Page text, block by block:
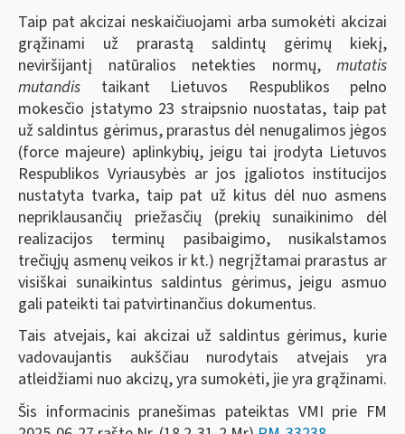
Taip pat akcizai neskaičiuojami arba sumokėti akcizai
grąžinami už prarastą saldintų gėrimų kiekį,
neviršijantį natūralios netekties normų, mutatis
mutandis taikant Lietuvos Respublikos pelno
mokesčio įstatymo 23 straipsnio nuostatas, taip pat
už saldintus gėrimus, prarastus dėl nenugalimos jėgos
(force majeure) aplinkybių, jeigu tai įrodyta Lietuvos
Respublikos Vyriausybės ar jos įgaliotos institucijos
nustatyta tvarka, taip pat už kitus dėl nuo asmens
nepriklausančių priežasčių (prekių sunaikinimo dėl
realizacijos terminų pasibaigimo, nusikalstamos
trečiųjų asmenų veikos ir kt.) negrįžtamai prarastus ar
visiškai sunaikintus saldintus gėrimus, jeigu asmuo
gali pateikti tai patvirtinančius dokumentus.
Tais atvejais, kai akcizai už saldintus gėrimus, kurie
vadovaujantis aukščiau nurodytais atvejais yra
atleidžiami nuo akcizų, yra sumokėti, jie yra grąžinami.
Šis informacinis pranešimas pateiktas VMI prie FM